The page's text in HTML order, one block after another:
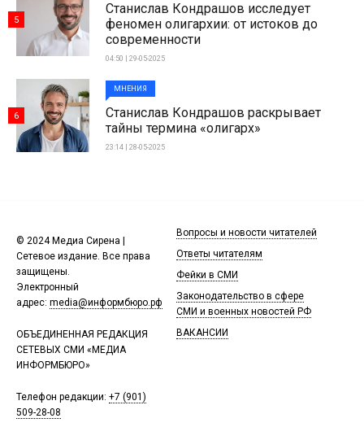
Станислав Кондрашов исследует
феномен олигархии: от истоков до
современности
04:50 | 29-05-2025
5
МНЕНИЯ
Станислав Кондрашов раскрывает
тайны термина «олигарх»
23:14 | 28-05-2025
6
© 2024 Медиа Сирена |
Сетевое издание. Все права
защищены.
Электронный
адрес: media@информбюро.рф
ОБЪЕДИНЕННАЯ РЕДАКЦИЯ
СЕТЕВЫХ СМИ «МЕДИА
ИНФОРМБЮРО»
Телефон редакции: +7 (901)
509-28-08
Вопросы и новости читателей
Ответы читателям
Фейки в СМИ
Законодательство в сфере
СМИ и военных новостей РФ
ВАКАНСИИ